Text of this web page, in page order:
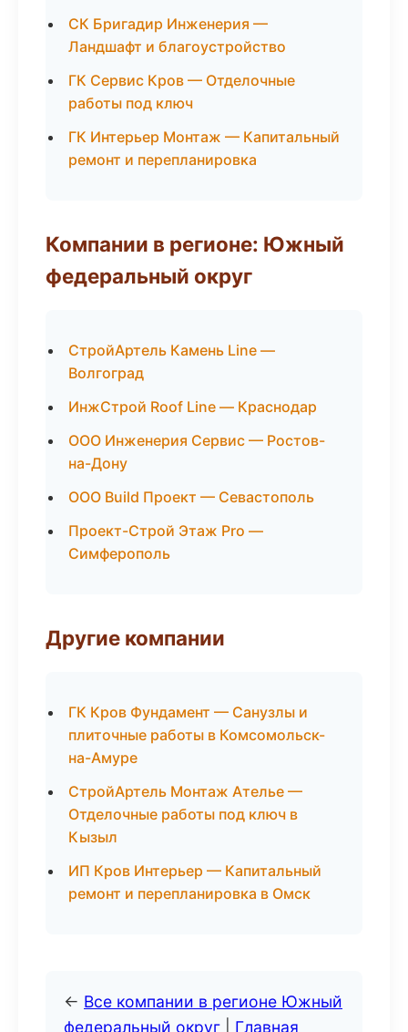
СК Бригадир Инженерия —
Ландшафт и благоустройство
ГК Сервис Кров — Отделочные
работы под ключ
ГК Интерьер Монтаж — Капитальный
ремонт и перепланировка
Компании в регионе: Южный
федеральный округ
СтройАртель Камень Line —
Волгоград
ИнжСтрой Roof Line — Краснодар
ООО Инженерия Сервис — Ростов-
на-Дону
ООО Build Проект — Севастополь
Проект-Строй Этаж Pro —
Симферополь
Другие компании
ГК Кров Фундамент — Санузлы и
плиточные работы в Комсомольск-
на-Амуре
СтройАртель Монтаж Ателье —
Отделочные работы под ключ в
Кызыл
ИП Кров Интерьер — Капитальный
ремонт и перепланировка в Омск
← Все компании в регионе Южный
федеральный округ
Главная